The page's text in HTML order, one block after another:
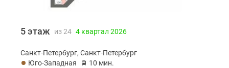
5 этаж из 24 4 квартал 2026
Санкт-Петербург, Санкт-Петербург
Юго-Западная
10 мин.